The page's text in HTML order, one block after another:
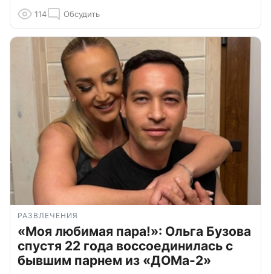
114 Обсудить
РАЗВЛЕЧЕНИЯ
«Моя любимая пара!»: Ольга Бузова
спустя 22 года воссоединилась с
бывшим парнем из «ДОМа-2»